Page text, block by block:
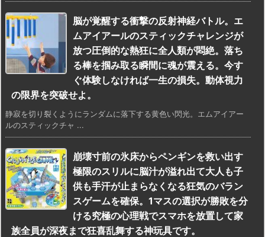
脳が覚醒する衝撃の反射神経バトル。エ
ムアイアールのスティックチャレンジが
放つ圧倒的な熱狂に全人類が悶絶。落ち
る棒を掴み取る瞬間に魂が震える。今す
ぐ体験しなければ一生の損失。動体視力
の限界を突破せよ。
静寂を切り裂くようにランダムに落下する黄色い閃光。エムアイアー
ルのスティックチャ ...
崩壊寸前の氷床からペンギンを救い出す
極限のスリルに脳汁が溢れ出て大人も子
供も手汗が止まらなくなる狂気のバラン
スゲームを確保。1マスの選択が勝敗を分
ける究極の心理戦でスマホを放置して家
族全員が深夜まで狂喜乱舞する神玩具です。